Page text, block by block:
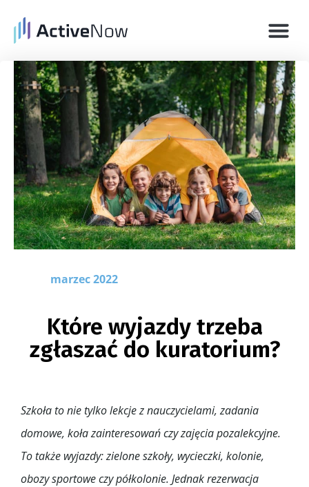
marzec 2022
Które wyjazdy trzeba
zgłaszać do kuratorium?
Szkoła to nie tylko lekcje z nauczycielami, zadania
domowe, koła zainteresowań czy zajęcia pozalekcyjne.
To także wyjazdy: zielone szkoły, wycieczki, kolonie,
obozy sportowe czy półkolonie. Jednak rezerwacja